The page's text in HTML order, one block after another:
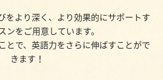
をより深く、より効果的にサポートす
ンをご用意しています。
とで、英語力をさらに伸ばすことがで
きます！